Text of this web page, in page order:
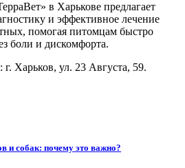
в Харькове предлагает
и эффективное лечение
помогая питомцам быстро
боли и дискомфорта.
Харьков, ул. 23 Августа, 59.
и собак: почему это важно?